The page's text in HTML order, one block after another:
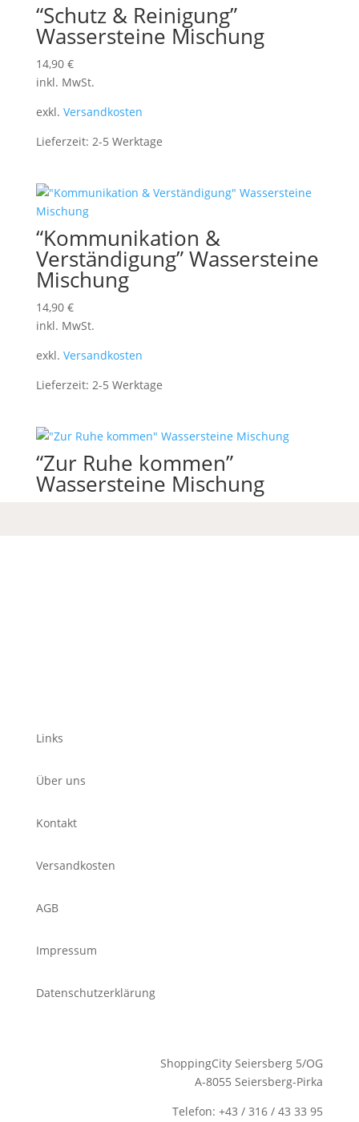
“Schutz & Reinigung”
Wassersteine Mischung
14,90 €
inkl. MwSt.
exkl. Versandkosten
Lieferzeit: 2-5 Werktage
“Kommunikation &
Verständigung” Wassersteine
Mischung
14,90 €
inkl. MwSt.
exkl. Versandkosten
Lieferzeit: 2-5 Werktage
“Zur Ruhe kommen”
Wassersteine Mischung
Links
Über uns
Kontakt
Versandkosten
AGB
Impressum
Datenschutzerklärung
ShoppingCity Seiersberg 5/OG
A-8055 Seiersberg-Pirka
Telefon: +43 / 316 / 43 33 95